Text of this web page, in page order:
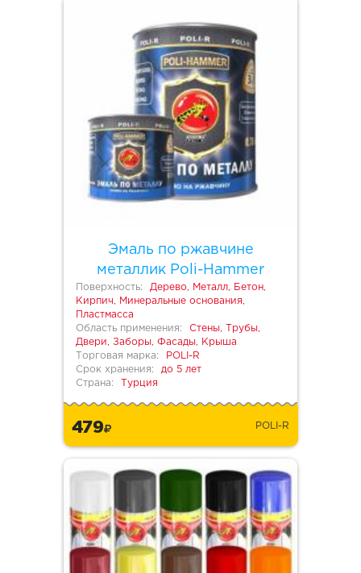
Эмаль по ржавчине
металлик Poli-Hammer
Поверхность:
Дерево, Металл, Бетон,
Кирпич, Минеральные основания,
Пластмасса
Область применения:
Стены, Трубы,
Двери, Заборы, Фасады, Крыша
Торговая марка:
POLI-R
Срок хранения:
до 5 лет
Страна:
Турция
479 POLI-R